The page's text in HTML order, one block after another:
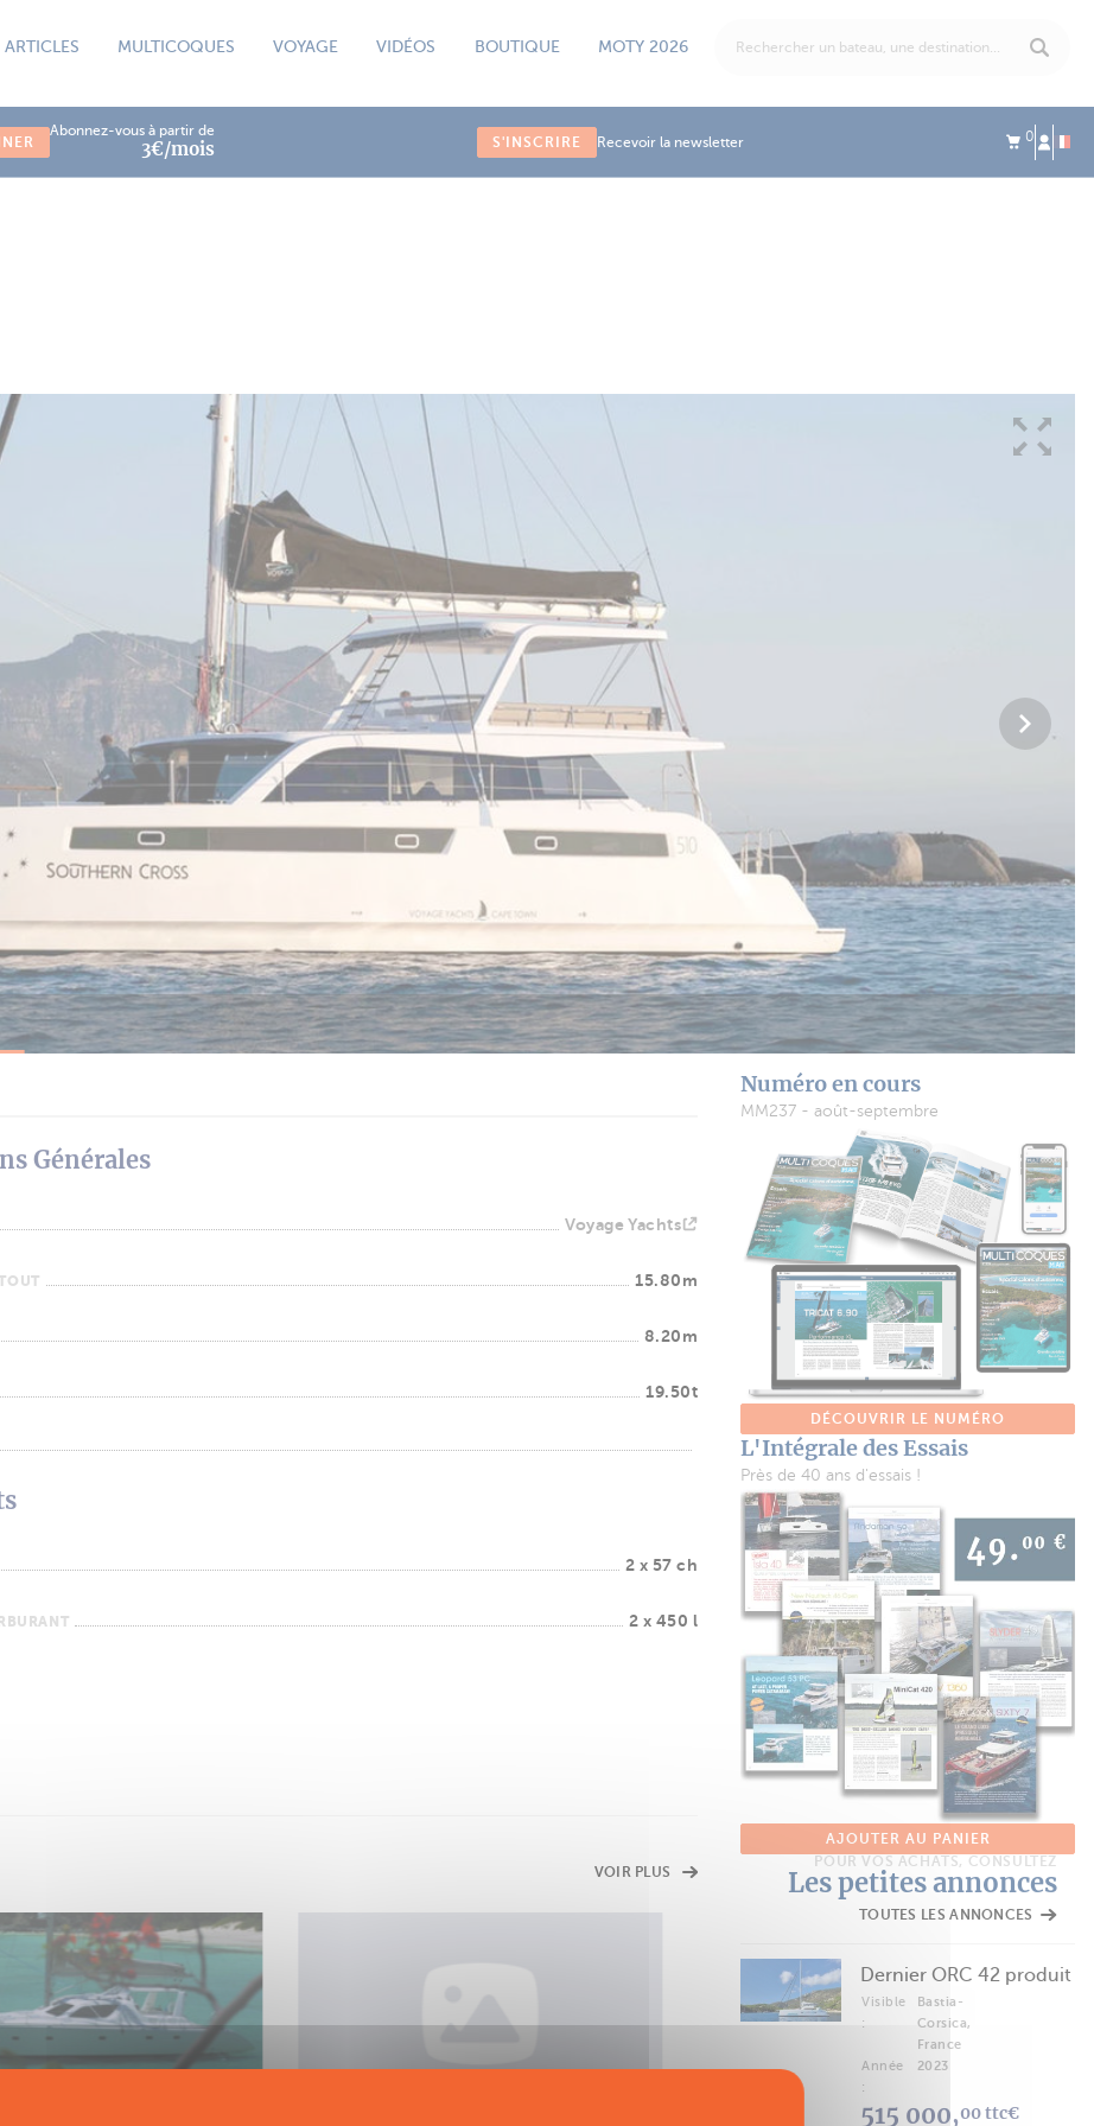
ARTICLES MULTICOQUES VOYAGE VIDÉOS BOUTIQUE MOTY 2026
Abonnez-vous à partir de
3€/mois S'INSCRIRE Recevoir la newsletter 0
Générales
Voyage Yachts
15.80m
8.20m
19.50t
2 x 57 ch
2 x 450 l
VOIR PLUS
FICHE TECHNIQUE
Voyage 450 Cabriolet
De 40' à 50'
Numéro en cours
MM237 - août-septembre
DÉCOUVRIR LE NUMÉRO
L'Intégrale des Essais
Près de 40 ans d'essais !
AJOUTER AU PANIER
POUR VOS ACHATS, CONSULTEZ
Les petites annonces
TOUTES LES ANNONCES
Dernier ORC 42 produit
Visible
:
Bastia-
Corsica,
France
Année
:
2023
515 000,00 ttc€